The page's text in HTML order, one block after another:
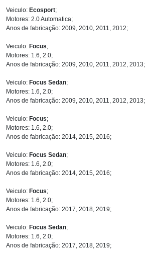
Veiculo: Ecosport;
Motores: 2.0 Automatica;
Anos de fabricação: 2009, 2010, 2011, 2012;
Veiculo: Focus;
Motores: 1.6, 2.0;
Anos de fabricação: 2009, 2010, 2011, 2012, 2013;
Veiculo: Focus Sedan;
Motores: 1.6, 2.0;
Anos de fabricação: 2009, 2010, 2011, 2012, 2013;
Veiculo: Focus;
Motores: 1.6, 2.0;
Anos de fabricação: 2014, 2015, 2016;
Veiculo: Focus Sedan;
Motores: 1.6, 2.0;
Anos de fabricação: 2014, 2015, 2016;
Veiculo: Focus;
Motores: 1.6, 2.0;
Anos de fabricação: 2017, 2018, 2019;
Veiculo: Focus Sedan;
Motores: 1.6, 2.0;
Anos de fabricação: 2017, 2018, 2019;